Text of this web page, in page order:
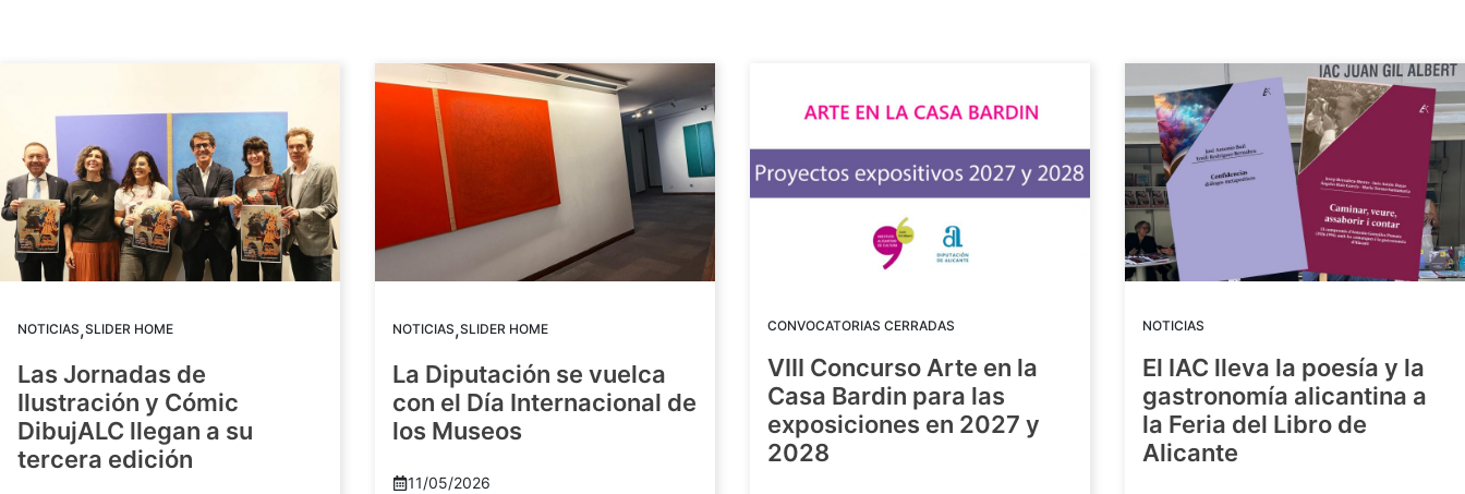
NOTICIAS,SLIDER HOME
Las Jornadas de
Ilustración y Cómic
DibujALC llegan a su
tercera edición
NOTICIAS,SLIDER HOME
La Diputación se vuelca
con el Día Internacional de
los Museos
11/05/2026
CONVOCATORIAS CERRADAS
VIII Concurso Arte en la
Casa Bardin para las
exposiciones en 2027 y
2028
NOTICIAS
El IAC lleva la poesía y la
gastronomía alicantina a
la Feria del Libro de
Alicante